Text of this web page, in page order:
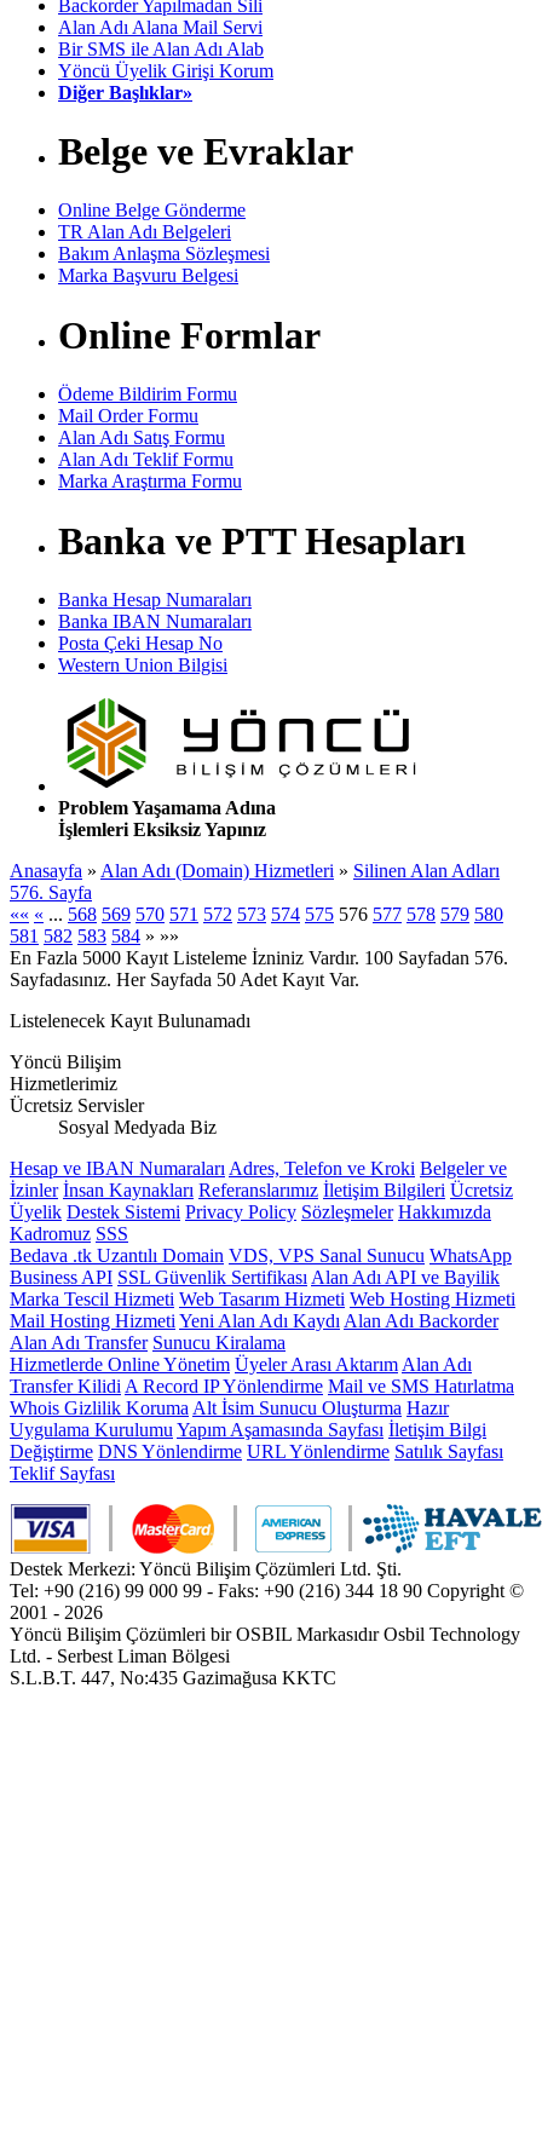
Backorder Yapılmadan Sili
Alan Adı Alana Mail Servi
Bir SMS ile Alan Adı Alab
Yöncü Üyelik Girişi Korum
Diğer Başlıklar»
Belge ve Evraklar
Online Belge Gönderme
TR Alan Adı Belgeleri
Bakım Anlaşma Sözleşmesi
Marka Başvuru Belgesi
Online Formlar
Ödeme Bildirim Formu
Mail Order Formu
Alan Adı Satış Formu
Alan Adı Teklif Formu
Marka Araştırma Formu
Banka ve PTT Hesapları
Banka Hesap Numaraları
Banka IBAN Numaraları
Posta Çeki Hesap No
Western Union Bilgisi
Problem Yaşamama Adına
İşlemleri Eksiksiz Yapınız
Anasayfa » Alan Adı (Domain) Hizmetleri » Silinen Alan Adları
576. Sayfa
«« « ... 568 569 570 571 572 573 574 575 576 577 578 579 580
581 582 583 584 » »»
En Fazla 5000 Kayıt Listeleme İzniniz Vardır. 100 Sayfadan 576.
Sayfadasınız. Her Sayfada 50 Adet Kayıt Var.
Listelenecek Kayıt Bulunamadı
Yöncü Bilişim
Hizmetlerimiz
Ücretsiz Servisler
Sosyal Medyada Biz
Hesap ve IBAN Numaraları Adres, Telefon ve Kroki Belgeler ve
İzinler İnsan Kaynakları Referanslarımız İletişim Bilgileri Ücretsiz
Üyelik Destek Sistemi Privacy Policy Sözleşmeler Hakkımızda
Kadromuz SSS
Bedava .tk Uzantılı Domain VDS, VPS Sanal Sunucu WhatsApp
Business API SSL Güvenlik Sertifikası Alan Adı API ve Bayilik
Marka Tescil Hizmeti Web Tasarım Hizmeti Web Hosting Hizmeti
Mail Hosting Hizmeti Yeni Alan Adı Kaydı Alan Adı Backorder
Alan Adı Transfer Sunucu Kiralama
Hizmetlerde Online Yönetim Üyeler Arası Aktarım Alan Adı
Transfer Kilidi A Record IP Yönlendirme Mail ve SMS Hatırlatma
Whois Gizlilik Koruma Alt İsim Sunucu Oluşturma Hazır
Uygulama Kurulumu Yapım Aşamasında Sayfası İletişim Bilgi
Değiştirme DNS Yönlendirme URL Yönlendirme Satılık Sayfası
Teklif Sayfası
Destek Merkezi: Yöncü Bilişim Çözümleri Ltd. Şti.
Tel: +90 (216) 99 000 99 - Faks: +90 (216) 344 18 90 Copyright ©
2001 - 2026
Yöncü Bilişim Çözümleri bir OSBIL Markasıdır Osbil Technology
Ltd. - Serbest Liman Bölgesi
S.L.B.T. 447, No:435 Gazimağusa KKTC